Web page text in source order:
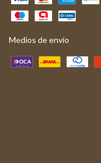
Medios de envío